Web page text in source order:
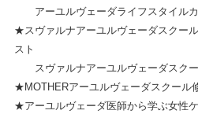
アーユルヴェーダライフスタイルカ
★スヴァルナアーユルヴェーダスクー
スト
スヴァルナアーユルヴェーダスクー
★MOTHERアーユルヴェーダスクール
★アーユルヴェーダ医師から学ぶ女性